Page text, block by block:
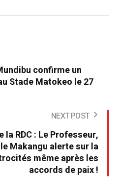
confirme un
Stade Matokeo le 27
NEXT POST
la RDC : Le Professeur,
Makangu alerte sur la
même après les
accords de paix !